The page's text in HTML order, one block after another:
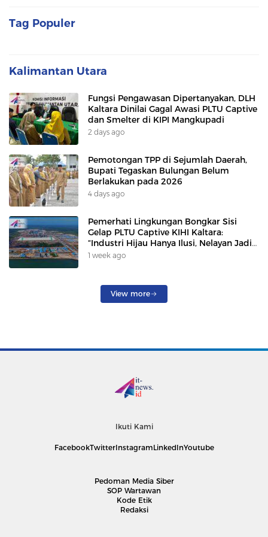
Tag Populer
Kalimantan Utara
Fungsi Pengawasan Dipertanyakan, DLH
Kaltara Dinilai Gagal Awasi PLTU Captive
dan Smelter di KIPI Mangkupadi
2 days ago
Pemotongan TPP di Sejumlah Daerah,
Bupati Tegaskan Bulungan Belum
Berlakukan pada 2026
4 days ago
Pemerhati Lingkungan Bongkar Sisi
Gelap PLTU Captive KIHI Kaltara:
“Industri Hijau Hanya Ilusi, Nelayan Jadi
Korban”
1 week ago
View more
Ikuti Kami
FacebookTwitterInstagramLinkedInYoutube
Pedoman Media Siber
SOP Wartawan
Kode Etik
Redaksi